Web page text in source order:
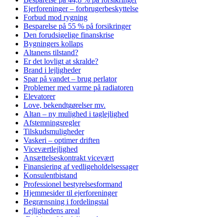
Ejerforeninger – forbrugerbeskyttelse
Forbud mod rygning
Besparelse på 55 % på forsikringer
Den forudsigelige finanskrise
Bygningers kollaps
Altanens tilstand?
Er det lovligt at skralde?
Brand i lejligheder
Spar på vandet – brug perlator
Problemer med varme på radiatoren
Elevatorer
Love, bekendtgørelser mv.
Altan – ny mulighed i taglejlighed
Afstemningsregler
Tilskudsmuligheder
Vaskeri – optimer driften
Viceværtlejlighed
Ansættelseskontrakt vicevært
Finansiering af vedligeholdelsessager
Konsulentbistand
Professionel bestyrelsesformand
Hjemmesider til ejerforeninger
Begrænsning i fordelingstal
Lejlighedens areal